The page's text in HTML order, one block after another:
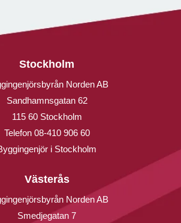
Stockholm
Norden AB
Sandhamnsgatan 62
115 60 Stockholm
Telefon 08-410 906 60
i Stockholm
Västerås
Norden AB
Smedjegatan 7